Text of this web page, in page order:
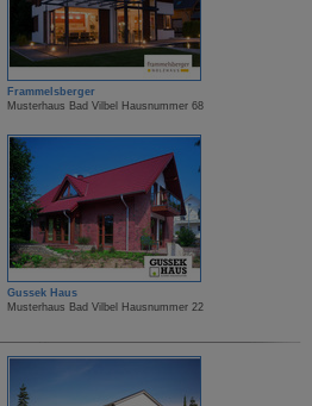
Frammelsberger
Musterhaus Bad Vilbel Hausnummer 68
Gussek Haus
Musterhaus Bad Vilbel Hausnummer 22